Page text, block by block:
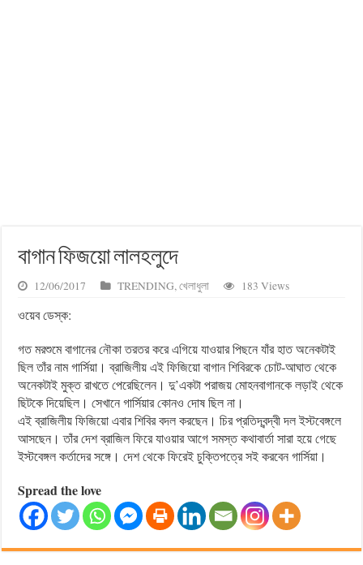
বাগান ফিজয়ো লালহলুদে
12/06/2017 TRENDING,খেলাধুলা 183 Views
ওয়েব ডেস্ক:
গত মরশুমে বাগানের নৌকা তরতর করে এগিয়ে যাওয়ার পিছনে যাঁর হাত অনেকটাই
ছিল তাঁর নাম গার্সিয়া। ব্রাজিলীয় এই ফিজিয়ো বাগান শিবিরকে চোট-আঘাত থেকে
অনেকটাই মুক্ত রাখতে পেরেছিলেন। দু’একটা পরাজয় মোহনবাগানকে লড়াই থেকে
ছিটকে দিয়েছিল। সেখানে গার্সিয়ার কোনও দোষ ছিল না।
এই ব্রাজিলীয় ফিজিয়ো এবার শিবির বদল করছেন। চির প্রতিদ্বন্দ্বী দল ইস্টবেঙ্গলে
আসছেন। তাঁর দেশ ব্রাজিল ফিরে যাওয়ার আগে সমস্ত কথাবার্তা সারা হয়ে গেছে
ইস্টবেঙ্গল কর্তাদের সঙ্গে। দেশ থেকে ফিরেই চুক্তিপত্রে সই করবেন গার্সিয়া।
Spread the love